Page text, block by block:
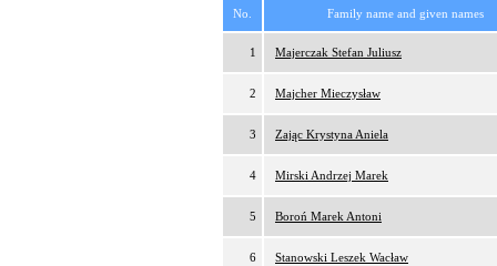
No. Family name and given names
1 Majerczak Stefan Juliusz
2 Majcher Mieczysław
3 Zając Krystyna Aniela
4 Mirski Andrzej Marek
5 Boroń Marek Antoni
6 Stanowski Leszek Wacław